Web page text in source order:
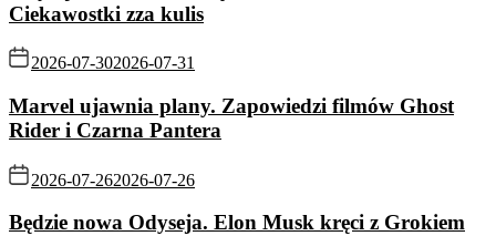
Ciekawostki zza kulis
2026-07-302026-07-31
Marvel ujawnia plany. Zapowiedzi filmów Ghost
Rider i Czarna Pantera
2026-07-262026-07-26
Będzie nowa Odyseja. Elon Musk kręci z Grokiem